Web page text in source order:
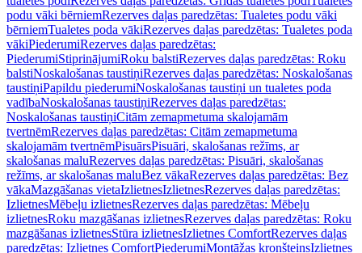
podu vāki bērniemRezerves daļas paredzētas: Tualetes podu vāki
bērniemTualetes poda vākiRezerves daļas paredzētas: Tualetes poda
vākiPiederumiRezerves daļas paredzētas:
PiederumiStiprinājumiRoku balstiRezerves daļas paredzētas: Roku
balstiNoskalošanas taustiņiRezerves daļas paredzētas: Noskalošanas
taustiņiPapildu piederumiNoskalošanas taustiņi un tualetes poda
vadībaNoskalošanas taustiņiRezerves daļas paredzētas:
Noskalošanas taustiņiCitām zemapmetuma skalojamām
tvertnēmRezerves daļas paredzētas: Citām zemapmetuma
skalojamām tvertnēmPisuārsPisuāri, skalošanas režīms, ar
skalošanas maluRezerves daļas paredzētas: Pisuāri, skalošanas
režīms, ar skalošanas maluBez vākaRezerves daļas paredzētas: Bez
vākaMazgāšanas vietaIzlietnesIzlietnesRezerves daļas paredzētas:
IzlietnesMēbeļu izlietnesRezerves daļas paredzētas: Mēbeļu
izlietnesRoku mazgāšanas izlietnesRezerves daļas paredzētas: Roku
mazgāšanas izlietnesStūra izlietnesIzlietnes ComfortRezerves daļas
paredzētas: Izlietnes ComfortPiederumiMontāžas kronšteinsIzlietnes